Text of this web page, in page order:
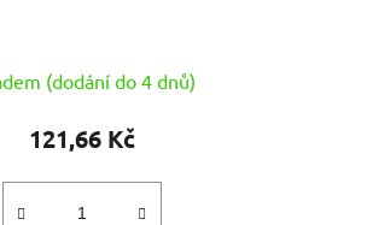
(dodání do 4 dnů)
121,66 Kč